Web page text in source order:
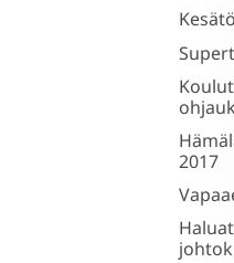
2017